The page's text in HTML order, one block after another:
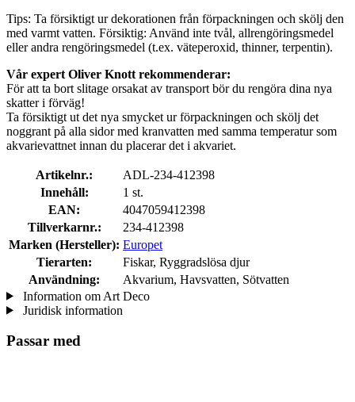
Tips: Ta försiktigt ur dekorationen från förpackningen och skölj den
med varmt vatten. Försiktig: Använd inte tvål, allrengöringsmedel
eller andra rengöringsmedel (t.ex. väteperoxid, thinner, terpentin).
Vår expert Oliver Knott rekommenderar:
För att ta bort slitage orsakat av transport bör du rengöra dina nya
skatter i förväg!
Ta försiktigt ut det nya smycket ur förpackningen och skölj det
noggrant på alla sidor med kranvatten med samma temperatur som
akvarievattnet innan du placerar det i akvariet.
Artikelnr.:
ADL-234-412398
Innehåll:
1 st.
EAN:
4047059412398
Tillverkarnr.:
234-412398
Marken (Hersteller): Europet
Tierarten:
Fiskar, Ryggradslösa djur
Användning:
Akvarium, Havsvatten, Sötvatten
Information om Art Deco
Juridisk information
Passar med